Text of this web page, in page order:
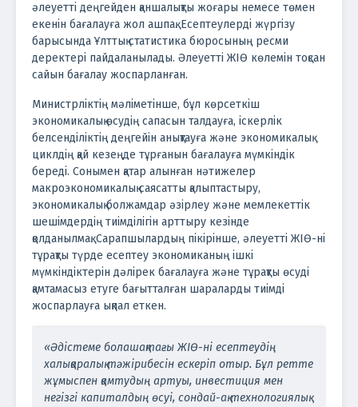
әлеуетті деңгейден қаншалықты жоғары немесе төмен
екенін бағалауға жол ашпақ.Есептеулерді жүргізу
барысында Ұлттық статистика бюросының ресми
деректері пайдаланылады. Әлеуетті ЖІӨ көлемін тоқсан
сайын бағалау жоспарланған.
Министрліктің мәліметінше, бұл көрсеткіш
экономикалық өсудің сапасын талдауға, іскерлік
белсенділіктің деңгейін анықтауға және экономикалық
циклдің қай кезеңде тұрғанын бағалауға мүмкіндік
береді. Сонымен қатар алынған нәтижелер
макроэкономикалық саясатты қалыптастыру,
экономикалық болжамдар әзірлеу және мемлекеттік
шешімдердің тиімділігін арттыру кезінде
қолданылмақ.Сарапшылардың пікірінше, әлеуетті ЖІӨ-ні
тұрақты түрде есептеу экономиканың ішкі
мүмкіндіктерін дәлірек бағалауға және тұрақты өсуді
қамтамасыз етуге бағытталған шараларды тиімді
жоспарлауға ықпал еткен.
«Әдістеме болашақтағы ЖІӨ-ні есептеудің
халықаралық тәжірибесін ескеріп отыр. Бұл ретте
жұмыспен қамтудың артуы, инвестиция мен
негізгі капиталдың өсуі, сондай-ақ технологиялық